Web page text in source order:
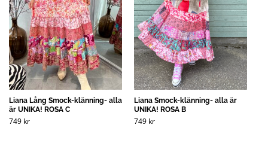
Liana Lång Smock-klänning- alla
är UNIKA! ROSA C
749 kr
Liana Smock-klänning- alla är
UNIKA! ROSA B
749 kr